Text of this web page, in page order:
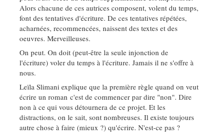
Alors chacune de ces autrices composent, volent du temps,
font des tentatives d'écriture. De ces tentatives répétées,
acharnées, recommencées, naissent des textes et des
oeuvres. Merveilleuses.
On peut. On doit (peut-être la seule injonction de
l'écriture) voler du temps à l'écriture. Jamais il ne s'offre à
nous.
Leïla Slimani explique que la première règle quand on veut
écrire un roman c'est de commencer par dire "non". Dire
non à ce qui vous détournera de ce projet. Et les
distractions, on le sait, sont nombreuses. Il existe toujours
autre chose à faire (mieux ?) qu'écrire. N'est-ce pas ?